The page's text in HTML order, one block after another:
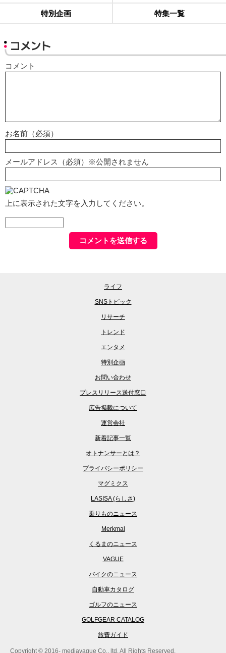
特別企画 特集一覧
コメント
コメント
お名前（必須）
メールアドレス（必須）※公開されません
上に表示された文字を入力してください。
ライフ
SNSトピック
リサーチ
トレンド
エンタメ
特別企画
お問い合わせ
プレスリリース送付窓口
広告掲載について
運営会社
新着記事一覧
オトナンサーとは？
プライバシーポリシー
マグミクス
LASISA (らしさ)
乗りものニュース
Merkmal
くるまのニュース
VAGUE
バイクのニュース
自動車カタログ
ゴルフのニュース
GOLFGEAR CATALOG
旅費ガイド
Copyright © 2016- mediavague Co., ltd. All Rights Reserved.